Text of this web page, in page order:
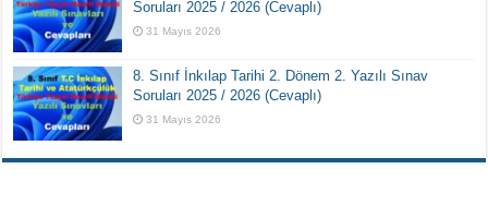
Soruları 2025 / 2026 (Cevaplı)
31 Mayıs 2026
8. Sınıf İnkılap Tarihi 2. Dönem 2. Yazılı Sınav
Soruları 2025 / 2026 (Cevaplı)
31 Mayıs 2026